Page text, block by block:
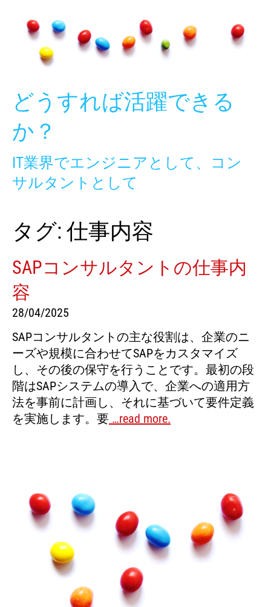
content
どうすれば活躍できる
か？
IT業界でエンジニアとして、コン
サルタントとして
タグ: 仕事内容
SAPコンサルタントの仕事内
容
28/04/2025
SAPコンサルタントの主な役割は、企業のニ
ーズや規模に合わせてSAPをカスタマイズ
し、その後の保守を行うことです。最初の段
階はSAPシステムの導入で、企業への適用方
法を事前に計画し、それに基づいて要件定義
を実施します。要 …read more.